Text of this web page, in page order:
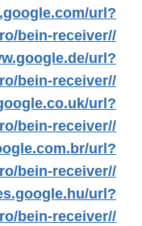
url?
bein-receiver//
url?
bein-receiver//
url?
bein-receiver//
url?
bein-receiver//
url?
bein-receiver//